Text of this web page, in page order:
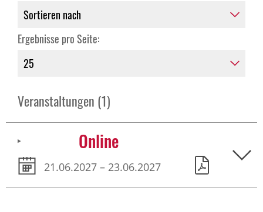
Ergebnisse pro Seite:
Veranstaltungen (1)
Online
21.06.2027 – 23.06.2027